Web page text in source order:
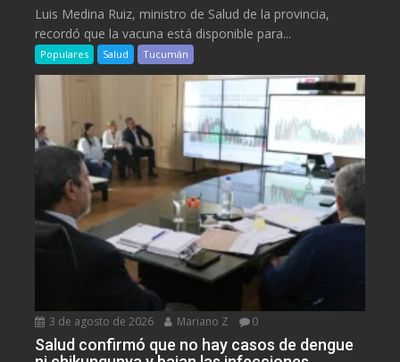
Luis Medina Ruiz, ministro de Salud de la provincia,
recordó que la vacuna está disponible para...
Populares Salud Tucumán
3 de agosto de 2026 Mariano Z 0
Salud confirmó que no hay casos de dengue